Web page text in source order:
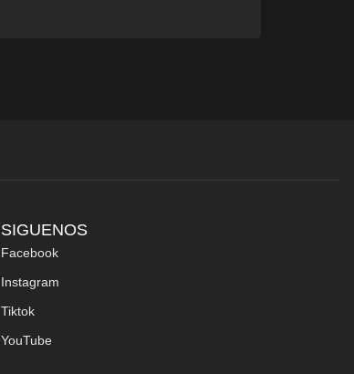
SIGUENOS
Facebook
Instagram
Tiktok
YouTube